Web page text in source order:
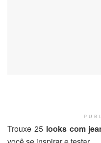
Trouxe 25 looks com